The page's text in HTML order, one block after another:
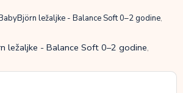
ležaljke - Balance Soft 0–2 godine,
ležaljke - Balance Soft 0–2 godine,